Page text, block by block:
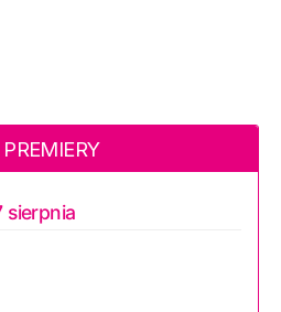
PREMIERY
sierpnia